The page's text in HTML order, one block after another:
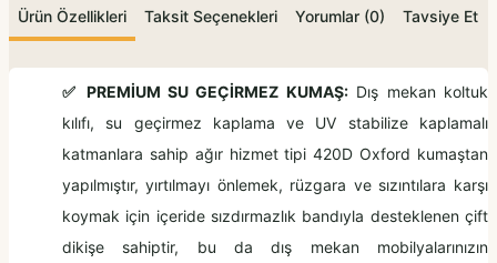
Ürün Özellikleri Taksit Seçenekleri Yorumlar (0) Tavsiye Et
✅ PREMİUM SU GEÇİRMEZ KUMAŞ:Dış mekan koltuk
kılıfı, su geçirmez kaplama ve UV stabilize kaplamalı
katmanlara sahip ağır hizmet tipi 420D Oxford kumaştan
yapılmıştır, yırtılmayı önlemek, rüzgara ve sızıntılara karşı
koymak için içeride sızdırmazlık bandıyla desteklenen çift
dikişe sahiptir, bu da dış mekan mobilyalarınızın